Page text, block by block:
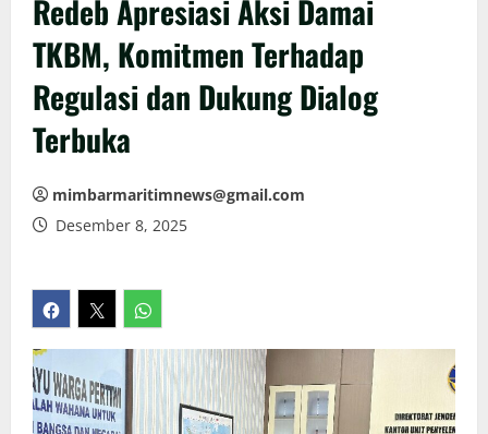
Redeb Apresiasi Aksi Damai
TKBM, Komitmen Terhadap
Regulasi dan Dukung Dialog
Terbuka
mimbarmaritimnews@gmail.com
Desember 8, 2025